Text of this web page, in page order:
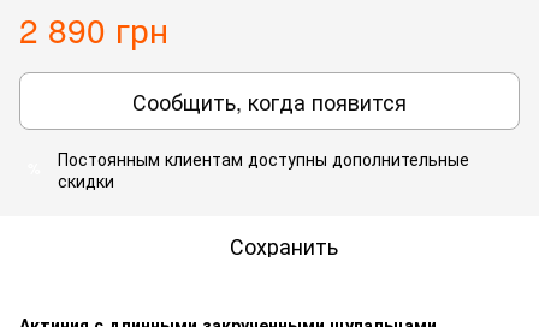
2 890 грн
Сообщить, когда появится
Постоянным клиентам доступны дополнительные
скидки
Сохранить